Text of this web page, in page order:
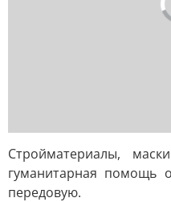
Стройматериалы,
гуманитарная помощь
передовую.